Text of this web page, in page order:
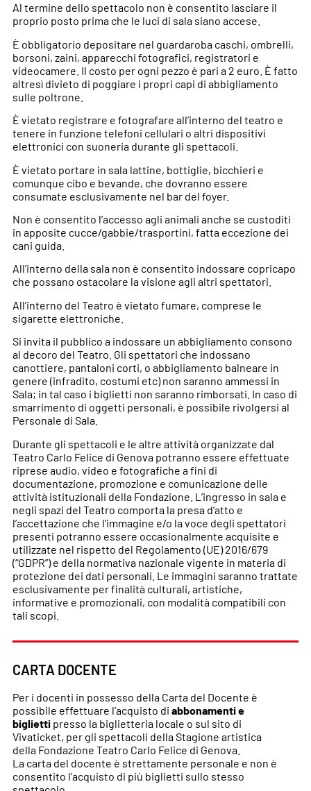
Al termine dello spettacolo non è consentito lasciare il
proprio posto prima che le luci di sala siano accese.
È obbligatorio depositare nel guardaroba caschi, ombrelli,
borsoni, zaini, apparecchi fotografici, registratori e
videocamere. Il costo per ogni pezzo è pari a 2 euro. È fatto
altresì divieto di poggiare i propri capi di abbigliamento
sulle poltrone.
È vietato registrare e fotografare all’interno del teatro e
tenere in funzione telefoni cellulari o altri dispositivi
elettronici con suoneria durante gli spettacoli.
È vietato portare in sala lattine, bottiglie, bicchieri e
comunque cibo e bevande, che dovranno essere
consumate esclusivamente nel bar del foyer.
Non è consentito l’accesso agli animali anche se custoditi
in apposite cucce/gabbie/trasportini, fatta eccezione dei
cani guida.
All’interno della sala non è consentito indossare copricapo
che possano ostacolare la visione agli altri spettatori.
All’interno del Teatro è vietato fumare, comprese le
sigarette elettroniche.
Si invita il pubblico a indossare un abbigliamento consono
al decoro del Teatro. Gli spettatori che indossano
canottiere, pantaloni corti, o abbigliamento balneare in
genere (infradito, costumi etc) non saranno ammessi in
Sala; in tal caso i biglietti non saranno rimborsati. In caso di
smarrimento di oggetti personali, è possibile rivolgersi al
Personale di Sala.
Durante gli spettacoli e le altre attività organizzate dal
Teatro Carlo Felice di Genova potranno essere effettuate
riprese audio, video e fotografiche a fini di
documentazione, promozione e comunicazione delle
attività istituzionali della Fondazione. L’ingresso in sala e
negli spazi del Teatro comporta la presa d’atto e
l’accettazione che l’immagine e/o la voce degli spettatori
presenti potranno essere occasionalmente acquisite e
utilizzate nel rispetto del Regolamento (UE) 2016/679
(“GDPR”) e della normativa nazionale vigente in materia di
protezione dei dati personali. Le immagini saranno trattate
esclusivamente per finalità culturali, artistiche,
informative e promozionali, con modalità compatibili con
tali scopi.
CARTA DOCENTE
Per i docenti in possesso della Carta del Docente è
possibile effettuare l’acquisto di abbonamenti e
bigliettipresso la biglietteria locale o sul sito di
Vivaticket, per gli spettacoli della Stagione artistica
della Fondazione Teatro Carlo Felice di Genova.
La carta del docente è strettamente personale e non è
consentito l’acquisto di più biglietti sullo stesso